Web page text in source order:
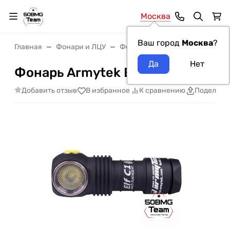
Москва
Ваш город Москва?
Главная Фонари и ЛЦУ Фонари ArmyTek Фонарь
Фонарь Armytek Elf C1
Добавить отзыв В избранное К сравнению